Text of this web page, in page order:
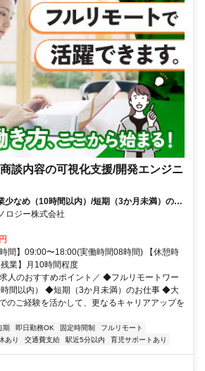
談内容の可視化支援/開発エンジニ
少なめ（10時間以内）/短期（3か月未満）のお
でのご経験を活かして、更なるキャリアアップ
ロジー株式会社
時間】09:00〜18:00(実働時間08時間) 【休憩時
業】月10時間程度
求人のおすすめポイント／ ◆フルリモートワー
間以内） ◆短期（3か月未満）のお仕事 ◆大
のご経験を活かして、更なるキャリアアップを
期 即日勤務OK 固定時間制
フルリモート
あり 交通費支給 駅近5分以内 育児サポートあり